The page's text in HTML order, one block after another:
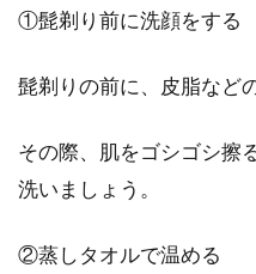
①髭剃り前に洗顔をする
髭剃りの前に、皮脂など
その際、肌をゴシゴシ擦
洗いましょう。
②蒸しタオルで温める